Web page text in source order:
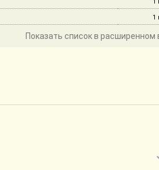
1
Показать список в расширенном